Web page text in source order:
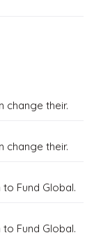
change their.
change their.
Fund Global.
Fund Global.